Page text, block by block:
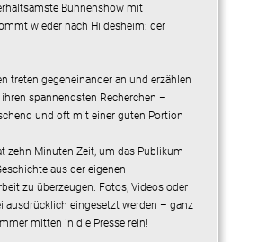
Bühnenshow mit
wieder nach Hildesheim: der
treten gegeneinander an und erzählen
spannendsten Recherchen –
und oft mit einer guten Portion
zehn Minuten Zeit, um das Publikum
aus der eigenen
zu überzeugen. Fotos, Videos oder
ausdrücklich eingesetzt werden – ganz
mitten in die Presse rein!